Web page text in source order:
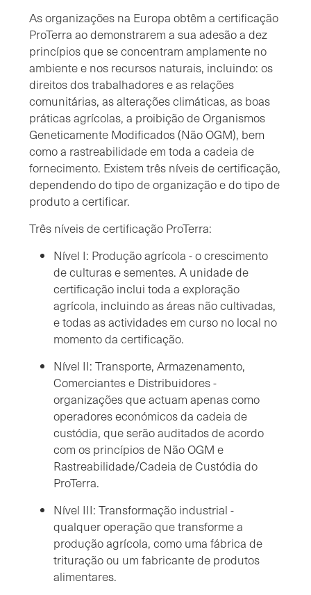
As organizações na Europa obtêm a certificação
ProTerra ao demonstrarem a sua adesão a dez
princípios que se concentram amplamente no
ambiente e nos recursos naturais, incluindo: os
direitos dos trabalhadores e as relações
comunitárias, as alterações climáticas, as boas
práticas agrícolas, a proibição de Organismos
Geneticamente Modificados (Não OGM), bem
como a rastreabilidade em toda a cadeia de
fornecimento. Existem três níveis de certificação,
dependendo do tipo de organização e do tipo de
produto a certificar.
Três níveis de certificação ProTerra:
Nível I: Produção agrícola - o crescimento
de culturas e sementes. A unidade de
certificação inclui toda a exploração
agrícola, incluindo as áreas não cultivadas,
e todas as actividades em curso no local no
momento da certificação.
Nível II: Transporte, Armazenamento,
Comerciantes e Distribuidores -
organizações que actuam apenas como
operadores económicos da cadeia de
custódia, que serão auditados de acordo
com os princípios de Não OGM e
Rastreabilidade/Cadeia de Custódia do
ProTerra.
Nível III: Transformação industrial -
qualquer operação que transforme a
produção agrícola, como uma fábrica de
trituração ou um fabricante de produtos
alimentares.